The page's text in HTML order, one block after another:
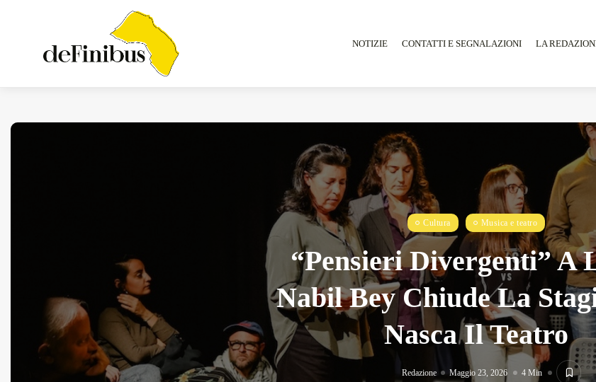
NOTIZIE CONTATTI E SEGNALAZIONI LA
Iosonouncane A Lecce:
Concerto Acustico...
13 Min
Tarantarte Al Festival De Fès...
Giugno 4, 2026 15 Min
Cultura Musica e teatro
“Pensieri Divergenti” A
Nabil Bey Chiude La
Nasca Il Teatro
Redazione Maggio 23, 2026 4 Min